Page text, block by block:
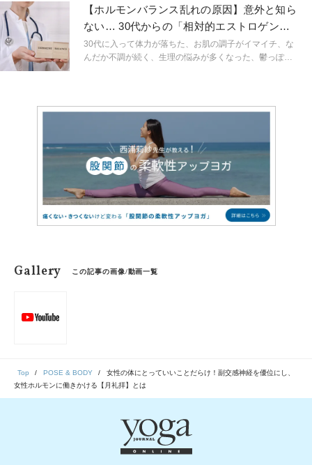
コントロールするのが大変！40代半ばの私もそう実感し
ています。そんな時に少し手助けになるのが、ヨガで伝
えられる「自分自身をコントロールする」方法。今回
は、そんな不調と上手に付き合うために取り入れたい３
つの習慣をお伝えしていきます。
【ホルモンバランス乱れの原因】意外と知ら
ない… 30代からの「相対的エストロゲン過
剰」とは？
30代に入って体力が落ちた、お肌の調子がイマイチ、な
んだか不調が続く、生理の悩みが多くなった、鬱っぽ
ら女性の体には大きなホルモンの変化が起きるのです。
その変化に伴って起きるのが相対的エストロゲン過剰(エ
ストロゲンドミナンス)。よく目にするホルモンバランス
の乱れから来る症状は、このエストロゲンドミナンスに
よって起こっている事が実は多いのです。
Gallery この記事の画像/動画一覧
Top POSE & BODY
女性の体にとっていいことだらけ！副交感神経を優位にし、
女性ホルモンに働きかける【月礼拝】とは